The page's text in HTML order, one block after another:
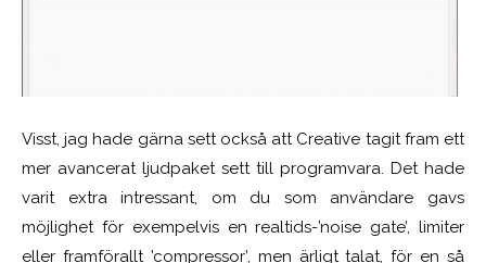
Visst, jag hade gärna sett också att Creative tagit fram ett
mer avancerat ljudpaket sett till programvara. Det hade
varit extra intressant, om du som användare gavs
möjlighet för exempelvis en realtids-’noise gate’, limiter
eller framförallt ’compressor’, men ärligt talat, för en så